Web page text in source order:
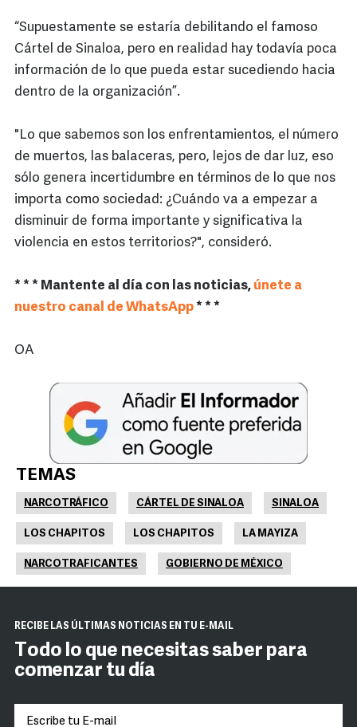
“Supuestamente se estaría debilitando el famoso
Cártel de Sinaloa, pero en realidad hay todavía poca
información de lo que pueda estar sucediendo hacia
dentro de la organización”.
"Lo que sabemos son los enfrentamientos, el número
de muertos, las balaceras, pero, lejos de dar luz, eso
sólo genera incertidumbre en términos de lo que nos
importa como sociedad: ¿Cuándo va a empezar a
disminuir de forma importante y significativa la
violencia en estos territorios?", consideró.
* * * Mantente al día con las noticias, únete a
nuestro canal de WhatsApp* * *
OA
TEMAS
NARCOTRÁFICO CÁRTEL DE SINALOA SINALOA
LOS CHAPITOS LOS CHAPITOS LA MAYIZA
NARCOTRAFICANTES GOBIERNO DE MÉXICO
RECIBE LAS ÚLTIMAS NOTICIAS EN TU E-MAIL
Todo lo que necesitas saber para
comenzar tu día